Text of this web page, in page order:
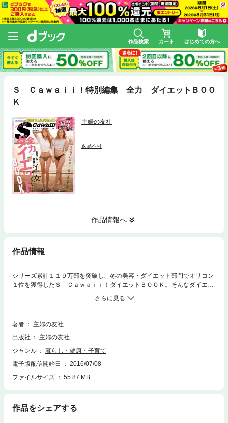
作品検索 カート はじめての方へ
Ｓ Ｃａｗａｉｉ！特別編集 全力 ダイエットＢＯＯ
Ｋ
主婦の友社
返品不可
作品情報へ
作品情報
シリーズ累計１１９万部を突破し、冬の美容・ダイエット部門でオリコン
１位を獲得したＳ Ｃａｗａｉｉ！ダイエットＢＯＯＫ。そんなダイエッ
ト通の編集部員が、今日から美ＢＯＤＹになる最強ダイエット術を凝縮し
てお届け！ ３万円の服を買うよりも３キロ落としたほうがオシャレにな
ります。つまり今は目鼻だちよりカラダなんです。今年こそ、自分史上１
番ヤセていたいアナタに送る全力のダイエットＢＯＯＫっす！ 【電子版
商品やサービスは、時間の経過にともない提供が終了している場合があり
ます。以上、あらかじめご了承の上お楽しみください。
著者
主婦の友社
出版社
主婦の友社
ジャンル
暮らし・健康・子育て
電子版配信開始日
2016/07/08
ファイルサイズ
55.87 MB
作品をシェアする